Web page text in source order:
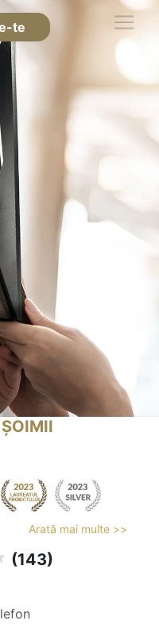
te
Arată mai multe >>
(143)